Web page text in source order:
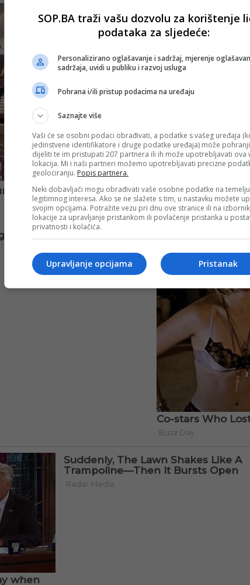
SOP.BA traži vašu dozvolu za korištenje
podataka za sljedeće:
Personalizirano oglašavanje i sadržaj, mjerenje
sadržaja, uvidi u publiku i razvoj usluga
Pohrana i/ili pristup podacima na uređaju
Saznajte više
Vaši će se osobni podaci obrađivati, a podatke s vašeg uređaja
jedinstvene identifikatore i druge podatke uređaja) može
dijeliti te im pristupati 207 partnera ili ih može upotrebljavati ova
lokacija. Mi i naši partneri možemo upotrebljavati precizne
geolociranju. Popis partnera.
Neki dobavljači mogu obrađivati vaše osobne podatke na temelju
legitimnog interesa. Ako se ne slažete s tim, u nastavku možete
svojim opcijama. Potražite vezu pri dnu ove stranice ili na
lokacije za upravljanje pristankom ili povlačenje pristanka u
privatnosti i kolačića.
Pristanak
Upravljanje opcijama